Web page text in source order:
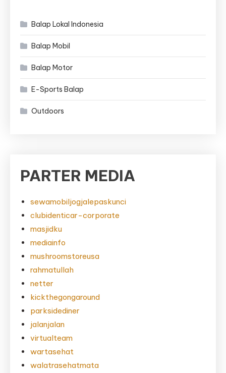
Balap Lokal Indonesia
Balap Mobil
Balap Motor
E-Sports Balap
Outdoors
PARTER MEDIA
sewamobiljogjalepaskunci
clubidenticar-corporate
masjidku
mediainfo
mushroomstoreusa
rahmatullah
netter
kickthegongaround
parksidediner
jalanjalan
virtualteam
wartasehat
walatrasehatmata